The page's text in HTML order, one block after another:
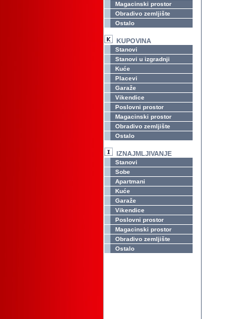
Magacinski prostor
Obradivo zemljište
Ostalo
KUPOVINA
Stanovi
Stanovi u izgradnji
Kuće
Placevi
Garaže
Vikendice
Poslovni prostor
Magacinski prostor
Obradivo zemljište
Ostalo
IZNAJMLJIVANJE
Stanovi
Sobe
Apartmani
Kuće
Garaže
Vikendice
Poslovni prostor
Magacinski prostor
Obradivo zemljište
Ostalo